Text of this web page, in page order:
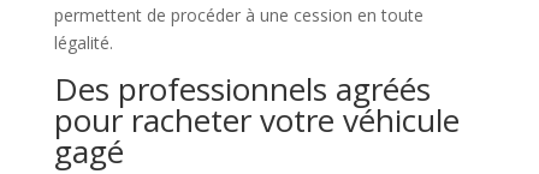
permettent de procéder à une cession en toute
légalité.
Des professionnels agréés
pour racheter votre véhicule
gagé